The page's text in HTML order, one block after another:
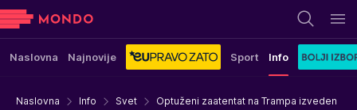
Naslovna Najnovije Sport Info
Naslovna Info Svet
Optuženi zaatentat na Trampa izveden